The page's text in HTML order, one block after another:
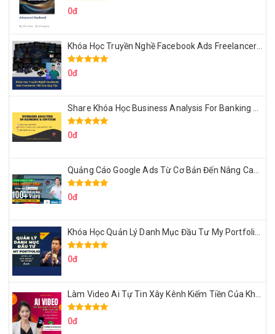
0đ
0đ
0đ
0đ
0đ
0đ